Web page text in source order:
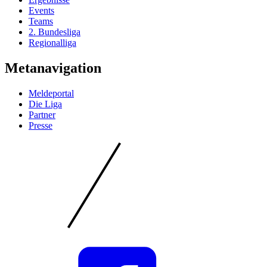
Events
Teams
2. Bundesliga
Regionalliga
Metanavigation
Meldeportal
Die Liga
Partner
Presse